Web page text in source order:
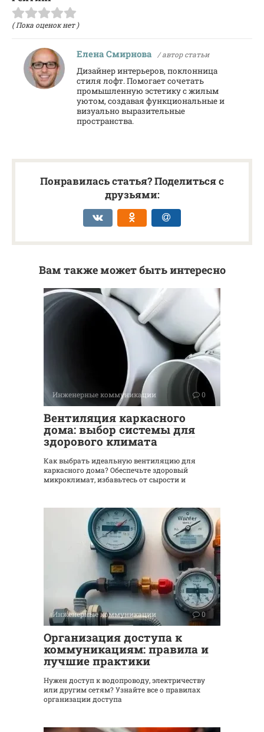
( Пока оценок нет )
Елена Смирнова / автор статьи
Дизайнер интерьеров, поклонница
стиля лофт. Помогает сочетать
промышленную эстетику с жилым
уютом, создавая функциональные и
визуально выразительные
пространства.
Понравилась статья? Поделиться с
друзьями:
Вам также может быть интересно
Инженерные коммуникации 0
Вентиляция каркасного
дома: выбор системы для
здорового климата
Как выбрать идеальную вентиляцию для
каркасного дома? Обеспечьте здоровый
микроклимат, избавьтесь от сырости и
Инженерные коммуникации 0
Организация доступа к
коммуникациям: правила и
лучшие практики
Нужен доступ к водопроводу, электричеству
или другим сетям? Узнайте все о правилах
организации доступа